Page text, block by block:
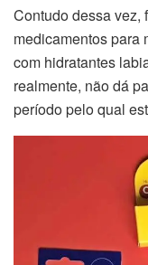
Contudo dessa vez,
medicamentos para
com hidratantes
realmente, não dá
período pelo qual